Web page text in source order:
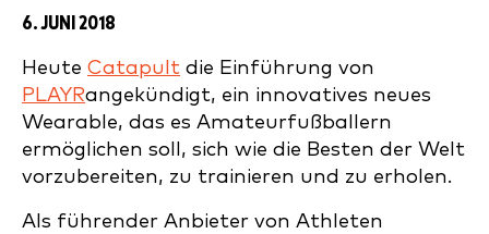
6. JUNI 2018
Heute Catapult die Einführung von
PLAYRangekündigt, ein innovatives neues
Wearable, das es Amateurfußballern
ermöglichen soll, sich wie die Besten der Welt
vorzubereiten, zu trainieren und zu erholen.
Als führender Anbieter von Athleten